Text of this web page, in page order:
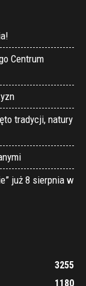
Centrum
tradycji, natury
już 8 sierpnia w
3255
1180